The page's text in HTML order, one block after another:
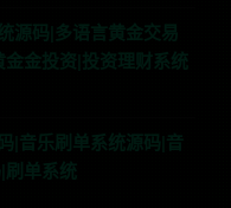
源码|多语言黄金交易
金金投资|投资理财系统
|音乐刷单系统源码|音
刷单系统